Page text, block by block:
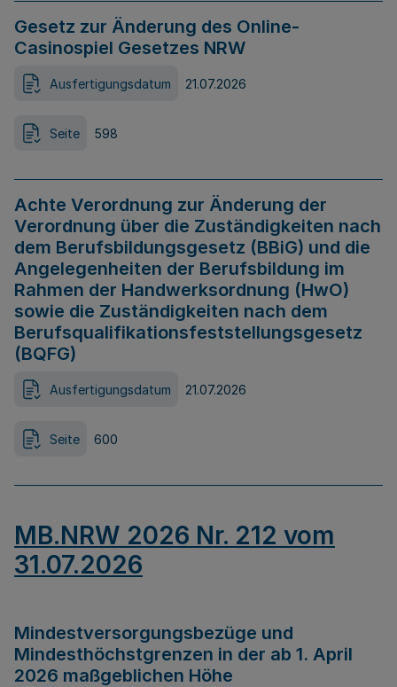
Gesetz zur Änderung des Online-
Casinospiel Gesetzes NRW
Ausfertigungsdatum 21.07.2026
Seite 598
Achte Verordnung zur Änderung der
Verordnung über die Zuständigkeiten nach
dem Berufsbildungsgesetz (BBiG) und die
Angelegenheiten der Berufsbildung im
Rahmen der Handwerksordnung (HwO)
sowie die Zuständigkeiten nach dem
Berufsqualifikationsfeststellungsgesetz
(BQFG)
Ausfertigungsdatum 21.07.2026
Seite 600
MB.NRW 2026 Nr. 212 vom
31.07.2026
Mindestversorgungsbezüge und
Mindesthöchstgrenzen in der ab 1. April
2026 maßgeblichen Höhe